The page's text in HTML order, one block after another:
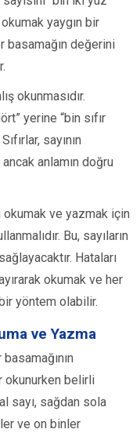
yaygın bir
basamağın değerini
okunmasıdır.
yerine “bin sıfır
sayının
anlamın doğru
okumak ve yazmak için
Bu, sayıların
Hataları
okumak ve her
yöntem olabilir.
ve Yazma
okunurken belirli
sayı, sağdan sola
ve on binler